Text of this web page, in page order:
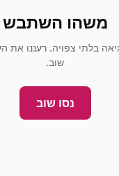
משהו השתבש
בלתי צפויה. רעננו את
שוב.
נסו שוב